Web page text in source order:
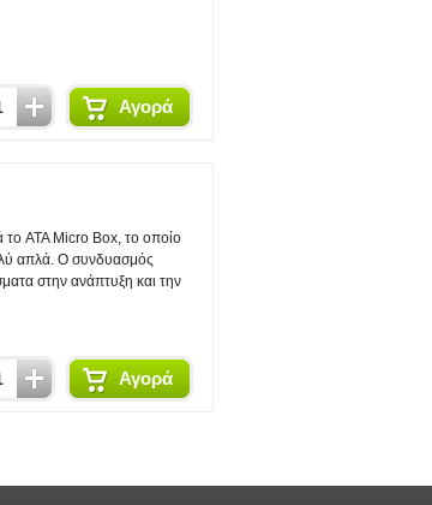
Αγορά
το ATA Micro Box, το οποίο
απλά. Ο συνδυασμός
στην ανάπτυξη και την
Αγορά